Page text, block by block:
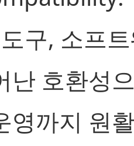
구, 소프
난 호환성
영까지 원